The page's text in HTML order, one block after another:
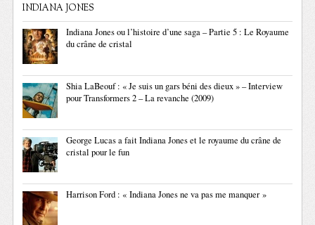
INDIANA JONES
Indiana Jones ou l’histoire d’une saga – Partie 5 : Le Royaume
du crâne de cristal
Shia LaBeouf : « Je suis un gars béni des dieux » – Interview
pour Transformers 2 – La revanche (2009)
George Lucas a fait Indiana Jones et le royaume du crâne de
cristal pour le fun
Harrison Ford : « Indiana Jones ne va pas me manquer »